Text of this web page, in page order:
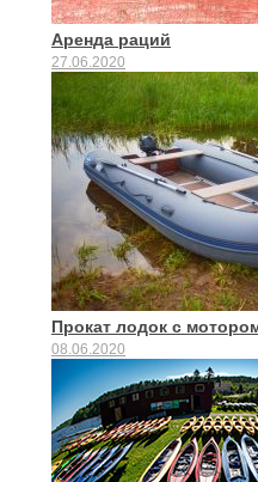
Аренда раций
27.06.2020
Прокат лодок с
08.06.2020